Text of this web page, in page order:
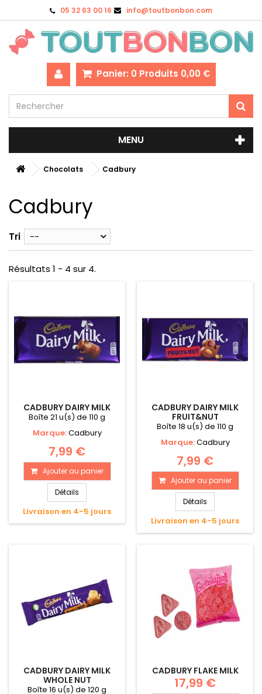
05 32 63 00 16 info@toutbonbon.com
Panier: 0 Produits 0,00 €
MENU
Chocolats Cadbury
Cadbury
Tri --
Résultats 1 - 4 sur 4.
CADBURY DAIRY MILK
Boîte 21 u(s) de 110 g
Marque:Cadbury
7,99 €
Ajouter au panier
Détails
Livraison en 4-5 jours
CADBURY DAIRY MILK
FRUIT&NUT
Boîte 18 u(s) de 110 g
Marque:Cadbury
7,99 €
Ajouter au panier
Détails
Livraison en 4-5 jours
CADBURY DAIRY MILK
WHOLE NUT
Boîte 16 u(s) de 120 g
CADBURY FLAKE MILK
17,99 €